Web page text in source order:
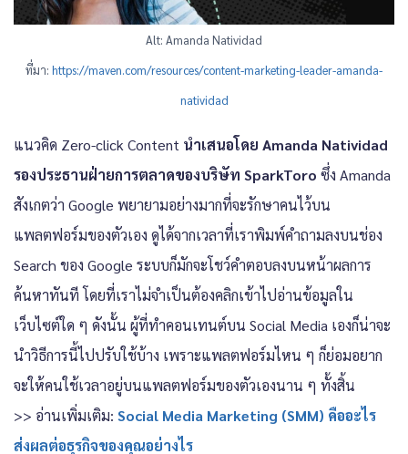
Alt: Amanda Natividad
ที่มา: https://maven.com/resources/content-marketing-leader-amanda-
natividad
แนวคิด Zero-click Content นำเสนอโดย Amanda Natividad
รองประธานฝ่ายการตลาดของบริษัท SparkToro ซึ่ง Amanda
สังเกตว่า Google พยายามอย่างมากที่จะรักษาคนไว้บน
แพลตฟอร์มของตัวเอง ดูได้จากเวลาที่เราพิมพ์คำถามลงบนช่อง
Search ของ Google ระบบก็มักจะโชว์คำตอบลงบนหน้าผลการ
ค้นหาทันที โดยที่เราไม่จำเป็นต้องคลิกเข้าไปอ่านข้อมูลใน
เว็บไซต์ใด ๆ ดังนั้น ผู้ที่ทำคอนเทนต์บน Social Media เองก็น่าจะ
นำวิธีการนี้ไปปรับใช้บ้าง เพราะแพลตฟอร์มไหน ๆ ก็ย่อมอยาก
จะให้คนใช้เวลาอยู่บนแพลตฟอร์มของตัวเองนาน ๆ ทั้งสิ้น
>> อ่านเพิ่มเติม: Social Media Marketing (SMM) คืออะไร
ส่งผลต่อธุรกิจของคุณอย่างไร